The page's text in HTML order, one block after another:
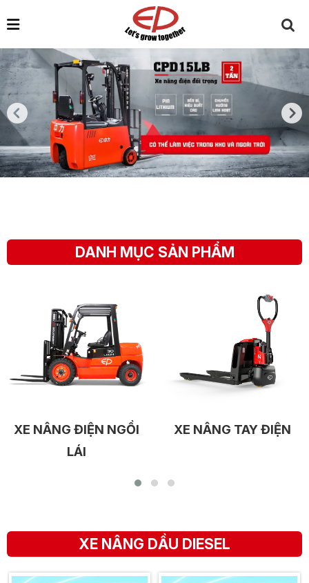
DANH MỤC SẢN PHẨM
XE NÂNG ĐIỆN NGỒI
LÁI
XE NÂNG TAY ĐIỆN
XE NÂNG DẦU DIESEL